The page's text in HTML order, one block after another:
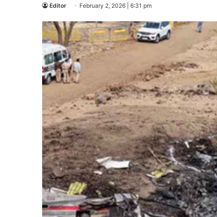
Editor February 2, 2026 | 6:31 pm